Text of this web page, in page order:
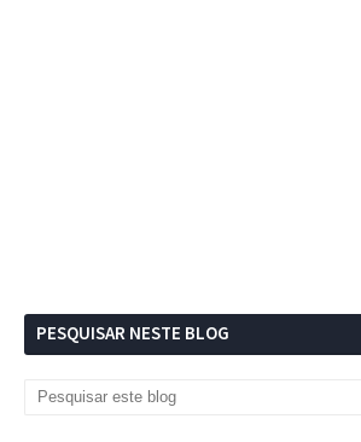
PESQUISAR NESTE BLOG